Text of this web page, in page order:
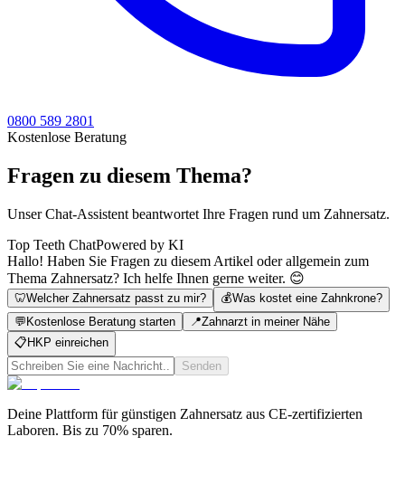
0800 589 2801
Kostenlose Beratung
Fragen zu diesem Thema?
Unser Chat-Assistent beantwortet Ihre Fragen rund um Zahnersatz.
Top Teeth ChatPowered by KI
Hallo! Haben Sie Fragen zu diesem Artikel oder allgemein zum
Thema Zahnersatz? Ich helfe Ihnen gerne weiter. 😊
🦷Welcher Zahnersatz passt zu mir? 💰Was kostet eine Zahnkrone?
💬 Kostenlose Beratung starten 📍Zahnarzt in meiner Nähe
📋 HKP einreichen
Senden
Deine Plattform für günstigen Zahnersatz aus CE-zertifizierten
Laboren. Bis zu 70% sparen.